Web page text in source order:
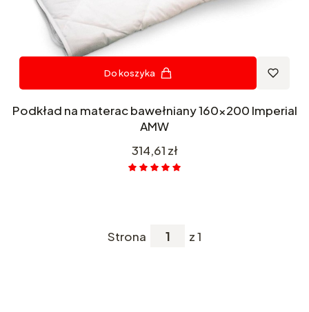
Do koszyka
Podkład na materac bawełniany 160x200 Imperial
AMW
Cena
314,61 zł
Strona z 1